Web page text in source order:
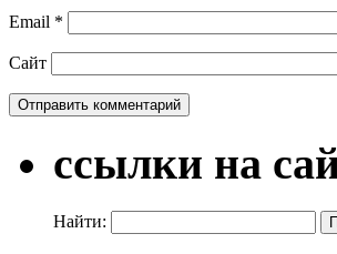
Email *
Сайт
ссылки на
Найти: